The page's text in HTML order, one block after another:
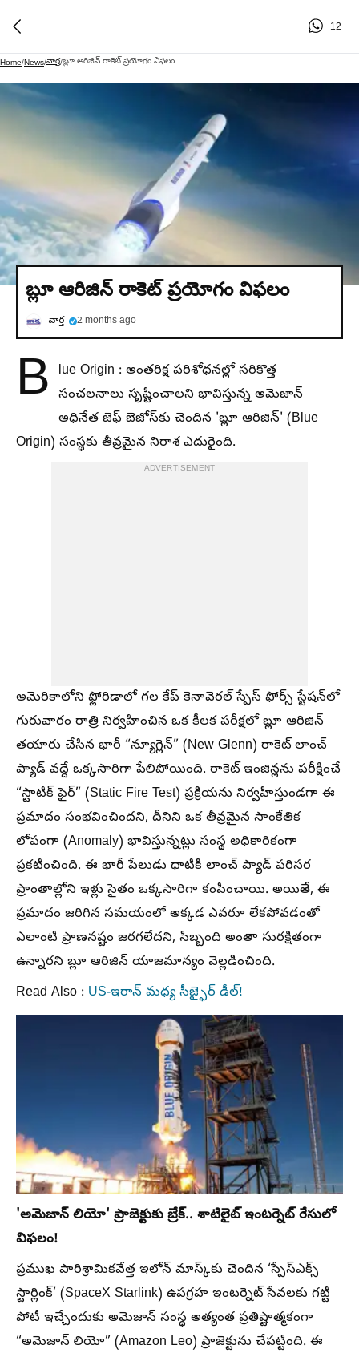
12
Home/News/వార్త/బ్లూ ఆరిజిన్ రాకెట్ ప్రయోగం విఫలం
బ్లూ ఆరిజిన్ రాకెట్ ప్రయోగం విఫలం
వార్త 2 months ago
B
lue Origin : అంతరిక్ష పరిశోధనల్లో సరికొత్త
సంచలనాలు సృష్టించాలని భావిస్తున్న అమెజాన్
అధినేత జెఫ్ బెజోస్‌కు చెందిన 'బ్లూ ఆరిజిన్' (Blue
Origin) సంస్థకు తీవ్రమైన నిరాశ ఎదురైంది.
ADVERTISEMENT
అమెరికాలోని ఫ్లోరిడాలో గల కేప్ కెనావెరల్ స్పేస్ ఫోర్స్ స్టేషన్‌లో
గురువారం రాత్రి నిర్వహించిన ఒక కీలక పరీక్షలో బ్లూ ఆరిజిన్
తయారు చేసిన భారీ “న్యూగ్లెన్” (New Glenn) రాకెట్ లాంచ్
ప్యాడ్ వద్దే ఒక్కసారిగా పేలిపోయింది. రాకెట్ ఇంజిన్లను పరీక్షించే
“స్టాటిక్ ఫైర్” (Static Fire Test) ప్రక్రియను నిర్వహిస్తుండగా ఈ
ప్రమాదం సంభవించిందని, దీనిని ఒక తీవ్రమైన సాంకేతిక
లోపంగా (Anomaly) భావిస్తున్నట్లు సంస్థ అధికారికంగా
ప్రకటించింది. ఈ భారీ పేలుడు ధాటికి లాంచ్ ప్యాడ్ పరిసర
ప్రాంతాల్లోని ఇళ్లు సైతం ఒక్కసారిగా కంపించాయి. అయితే, ఈ
ప్రమాదం జరిగిన సమయంలో అక్కడ ఎవరూ లేకపోవడంతో
ఎలాంటి ప్రాణనష్టం జరగలేదని, సిబ్బంది అంతా సురక్షితంగా
ఉన్నారని బ్లూ ఆరిజిన్ యాజమాన్యం వెల్లడించింది.
Read Also : US-ఇరాన్ మధ్య సీజ్ఫైర్ డీల్!
'అమెజాన్ లియో' ప్రాజెక్టుకు బ్రేక్.. శాటిలైట్ ఇంటర్నెట్ రేసులో
విఫలం!
ప్రముఖ పారిశ్రామికవేత్త ఇలోన్ మాస్క్‌కు చెందిన ‘స్పేస్ఎక్స్
స్టార్లింక్’ (SpaceX Starlink) ఉపగ్రహ ఇంటర్నెట్ సేవలకు గట్టి
పోటీ ఇచ్చేందుకు అమెజాన్ సంస్థ అత్యంత ప్రతిష్టాత్మకంగా
“అమెజాన్ లియో” (Amazon Leo) ప్రాజెక్టును చేపట్టింది. ఈ